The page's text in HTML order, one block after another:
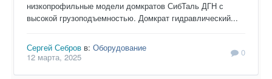
низкопрофильные модели домкратов СибТаль ДГН с
высокой грузоподъемностью. Домкрат гидравлический...
Сергей Себров в: Оборудование
12 марта, 2025
0